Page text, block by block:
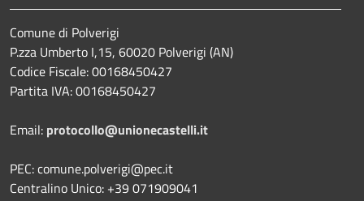
Comune di Polverigi
P.zza Umberto I,15, 60020 Polverigi (AN)
Codice Fiscale: 00168450427
Partita IVA: 00168450427
Email: protocollo@unionecastelli.it
PEC: comune.polverigi@pec.it
Centralino Unico: +39 071909041